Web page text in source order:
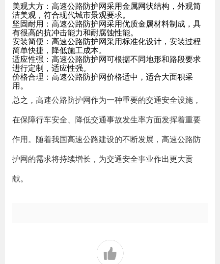
美观大方：高速公路防护网采用金属网状结构，外观简
洁美观，符合现代城市景观要求。
坚固耐用：高速公路防护网采用优质金属材料制成，具
有很高的抗冲击能力和耐腐蚀性能。
安装简便：高速公路防护网采用标准化设计，安装过程
简单快捷，降低施工成本。
适应性强：高速公路防护网可根据不同地形和路段要求
进行定制，适应性强。
价格合理：高速公路防护网价格适中，适合大面积采
用。
总之，高速公路防护网作为一种重要的交通安全设施，
在保障行车安全、降低交通事故发生率方面发挥着重要
作用。随着我国高速公路建设的不断发展，高速公路防
护网的需求将持续增长，为交通安全事业作出更大贡
献。